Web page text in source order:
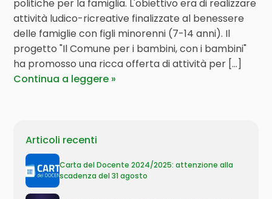
politiche per la famiglia. L'obiettivo era di realizzare
attività ludico-ricreative finalizzate al benessere
delle famiglie con figli minorenni (7-14 anni). Il
progetto "Il Comune per i bambini, con i bambini"
ha promosso una ricca offerta di attività per [...]
Continua a leggere
Articoli recenti
Carta del Docente 2024/2025: attenzione alla
scadenza del 31 agosto